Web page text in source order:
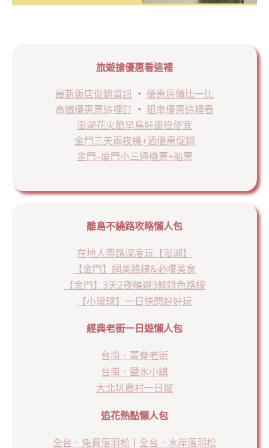
旅遊搶優惠看這裡
最新飯店促銷資訊 ． 優惠房價比一比
高鐵優惠票這裡訂 ． 租車優惠這裡看
澎湖花火節早鳥好康撿便宜
金門三天兩夜機+酒優惠促銷
金門–廈門小三通機票+船票
離島不繞路攻略懶人包
在地人帶路深度玩【澎湖】
【金門】網美路線&必嚐美食
【金門】3天2夜暢遊3條特色路線
【小琉球】一日快閃好好玩
經典老街一日遊懶人包
台南．菁寮老街
台南．鹽水小鎮
大北坑農村一日遊
追花熱點懶人包
全台．免費落羽松
全台．水岸落羽松